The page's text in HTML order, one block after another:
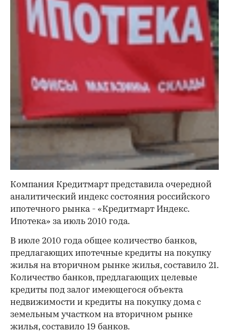
Компания Кредитмарт представила очередной
аналитический индекс состояния российского
ипотечного рынка - «Кредитмарт Индекс.
Ипотека» за июль 2010 года.
В июле 2010 года общее количество банков,
предлагающих ипотечные кредиты на покупку
жилья на вторичном рынке жилья, составило 21.
Количество банков, предлагающих целевые
кредиты под залог имеющегося объекта
недвижимости и кредиты на покупку дома с
земельным участком на вторичном рынке
жилья, составило 19 банков.